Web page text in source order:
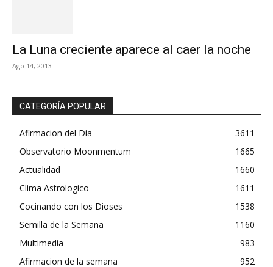
La Luna creciente aparece al caer la noche
Ago 14, 2013
CATEGORÍA POPULAR
Afirmacion del Dia
3611
Observatorio Moonmentum
1665
Actualidad
1660
Clima Astrologico
1611
Cocinando con los Dioses
1538
Semilla de la Semana
1160
Multimedia
983
Afirmacion de la semana
952